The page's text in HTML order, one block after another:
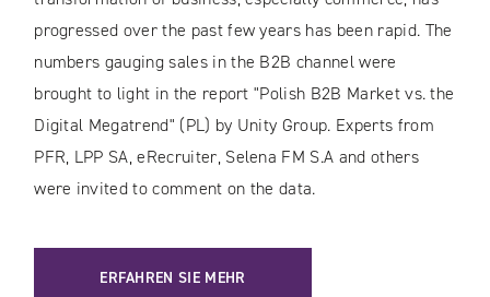
progressed over the past few years has been rapid. The
numbers gauging sales in the B2B channel were
brought to light in the report "Polish B2B Market vs. the
Digital Megatrend" (PL) by Unity Group. Experts from
PFR, LPP SA, eRecruiter, Selena FM S.A and others
were invited to comment on the data.
ERFAHREN SIE MEHR